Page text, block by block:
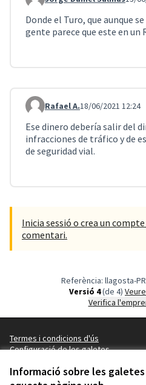
Informació sobre les
Comentari 2045
Donde el Turo, que aunque
gente parece que este en un
Comentari 2070
Rafael A.18/06/2021 12:24
Ese dinero debería salir del
infracciones de tráfico y de
de seguridad vial.
Inicia sessió o crea un
comentari.
Referència: llagosta-
Versió 4(de 4)
Verifica
Termes i condicions d'ús
Configuració de les galetes
(Enllaç extern)
(Enllaç extern)
(Enllaç extern)
(Enllaç extern)
Català